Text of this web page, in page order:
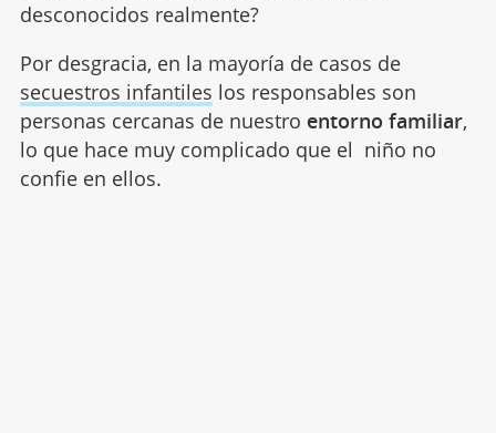
desconocidos realmente?
Por desgracia, en la mayoría de casos de
secuestros infantiles los responsables son
personas cercanas de nuestro entorno familiar,
lo que hace muy complicado que el niño no
confie en ellos.